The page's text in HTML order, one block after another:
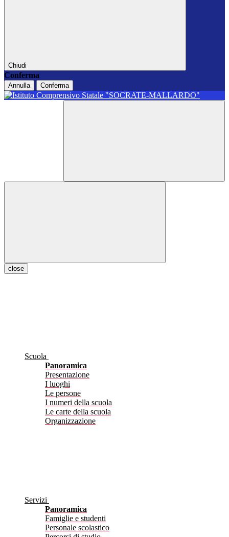
Chiudi
Conferma
Annulla Conferma
close
Scuola
Panoramica
Presentazione
I luoghi
Le persone
I numeri della scuola
Le carte della scuola
Organizzazione
Servizi
Panoramica
Famiglie e studenti
Personale scolastico